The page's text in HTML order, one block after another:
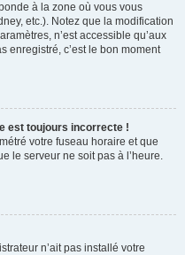
à la zone où vous vous
etc.). Notez que la modification
n’est accessible qu’aux
enregistré, c’est le bon moment
est toujours incorrecte !
votre fuseau horaire et que
le serveur ne soit pas à l’heure.
n’ait pas installé votre